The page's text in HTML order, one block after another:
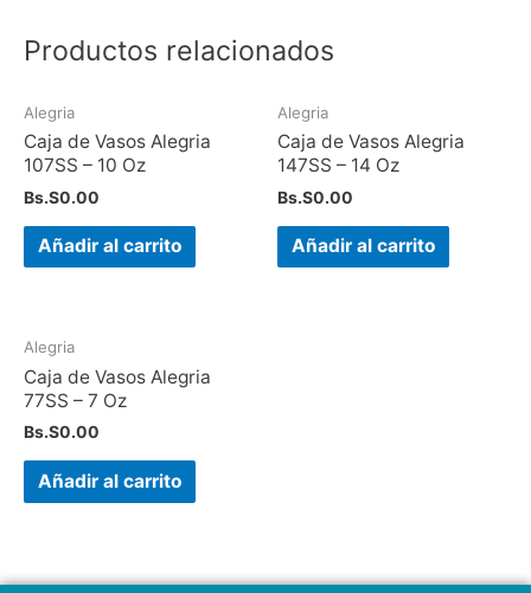
Productos relacionados
Alegria
Caja de Vasos Alegria
107SS – 10 Oz
Bs.S0.00
Añadir al carrito
Alegria
Caja de Vasos Alegria
147SS – 14 Oz
Bs.S0.00
Añadir al carrito
Alegria
Caja de Vasos Alegria
77SS – 7 Oz
Bs.S0.00
Añadir al carrito